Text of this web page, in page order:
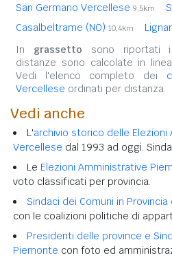
San Germano Vercellese 9,5km
Casalbeltrame (NO) 10,4km
In grassetto sono riportati
distanze sono calcolate in
Vedi l'elenco completo dei
Vercellese ordinati per distanza.
Vedi anche
L'archivio storico delle Elezioni
Vercellese dal 1993 ad oggi.
Le Elezioni Amministrative
voto classificati per provincia.
Sindaci dei Comuni in Provincia
con le coalizioni politiche di
Presidenti delle province e
Piemonte con foto ed